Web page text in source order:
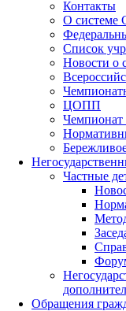
Контакты
О системе
Список
Новости о
ЦОПП
Частные
Обращения